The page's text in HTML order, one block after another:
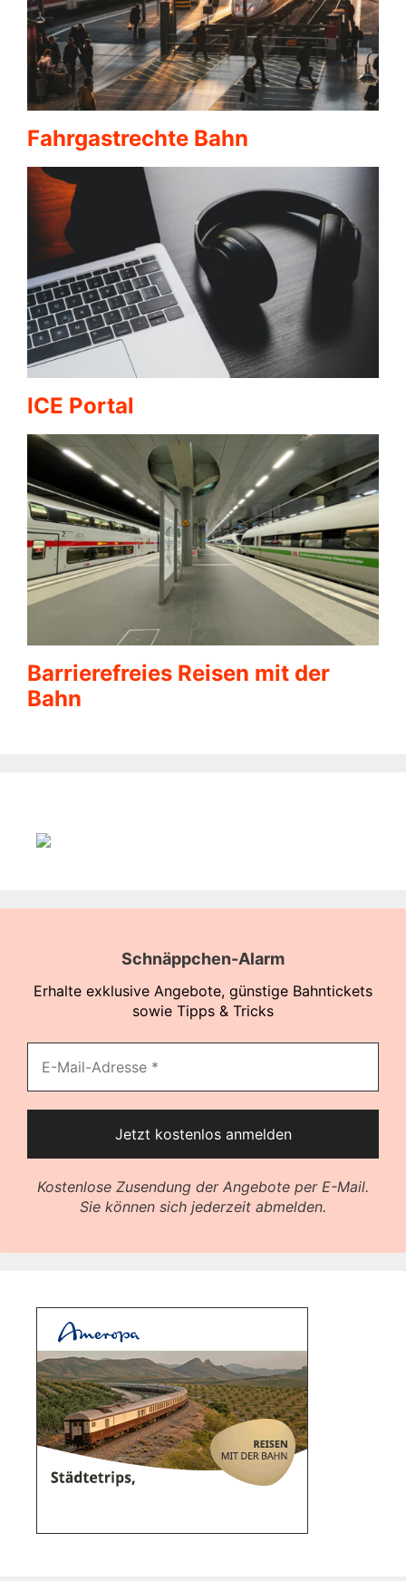
Fahrgastrechte Bahn
ICE Portal
Barrierefreies Reisen mit der
Bahn
Schnäppchen-Alarm
Erhalte exklusive Angebote, günstige Bahntickets
sowie Tipps & Tricks
Kostenlose Zusendung der Angebote per E-Mail.
Sie können sich jederzeit abmelden.